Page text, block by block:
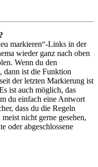
markieren“-Links in der
wieder ganz nach oben
Wenn du den
dann ist die Funktion
der letzten Markierung ist
ist auch möglich, das
du einfach eine Antwort
dass du die Regeln
nicht gerne gesehen,
oder abgeschlossene